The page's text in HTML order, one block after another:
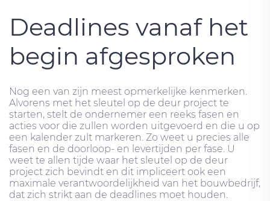
Deadlines vanaf het
begin afgesproken
Nog een van zijn meest opmerkelijke kenmerken.
Alvorens met het sleutel op de deur project te
starten, stelt de ondernemer een reeks fasen en
acties voor die zullen worden uitgevoerd en die u op
een kalender zult markeren. Zo weet u precies alle
fasen en de doorloop- en levertijden per fase. U
weet te allen tijde waar het sleutel op de deur
project zich bevindt en dit impliceert ook een
maximale verantwoordelijkheid van het bouwbedrijf,
dat zich strikt aan de deadlines moet houden.